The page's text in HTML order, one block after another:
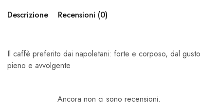
Descrizione Recensioni (0)
Il caffè preferito dai napoletani: forte e corposo, dal gusto
pieno e avvolgente
Ancora non ci sono recensioni.